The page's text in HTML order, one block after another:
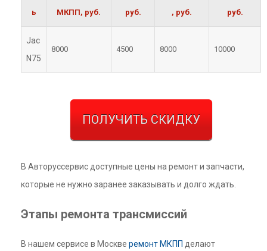
ь
МКПП, руб.
руб.
, руб.
руб.
Jac
N75
8000 4500 8000 10000
ПОЛУЧИТЬ СКИДКУ
В Авторуссервис доступные цены на ремонт и запчасти,
которые не нужно заранее заказывать и долго ждать.
Этапы ремонта трансмиссий
В нашем сервисе в Москве ремонт МКПП делают